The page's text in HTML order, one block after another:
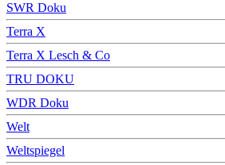
SWR Doku
Terra X
Terra X Lesch & Co
TRU DOKU
WDR Doku
Welt
Weltspiegel